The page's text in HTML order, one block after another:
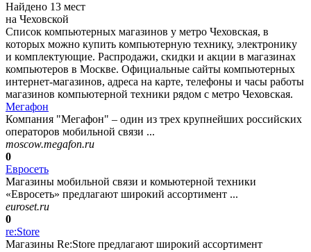
Найдено 13 мест
на Чеховской
Список компьютерных магазинов у метро Чеховская, в
которых можно купить компьютерную технику, электронику
и комплектующие. Распродажи, скидки и акции в магазинах
компьютеров в Москве. Официальные сайты компьютерных
интернет-магазинов, адреса на карте, телефоны и часы работы
магазинов компьютерной техники рядом с метро Чеховская.
Мегафон
Компания "Мегафон" – один из трех крупнейших российских
операторов мобильной связи ...
moscow.megafon.ru
0
Евросеть
Магазины мобильной связи и комьютерной техники
«Евросеть» предлагают широкий ассортимент ...
euroset.ru
0
re:Store
Магазины Re:Store предлагают широкий ассортимент